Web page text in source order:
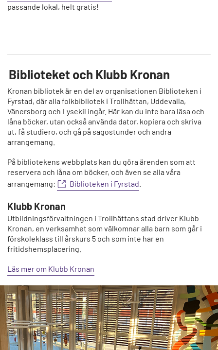
passande lokal, helt gratis!
Biblioteket och Klubb Kronan
Kronan bibliotek är en del av organisationen Biblioteken i
Fyrstad, där alla folkbibliotek i Trollhättan, Uddevalla,
Vänersborg och Lysekil ingår. Här kan du inte bara läsa och
låna böcker, utan också använda dator, kopiera och skriva
ut, få studiero, och gå på sagostunder och andra
arrangemang.
På bibliotekens webbplats kan du göra ärenden som att
reservera och låna om böcker, och även se alla våra
arrangemang:
Biblioteken i Fyrstad
Klubb Kronan
Utbildningsförvaltningen i Trollhättans stad driver Klubb
Kronan, en verksamhet som välkomnar alla barn som går i
förskoleklass till årskurs 5 och som inte har en
fritidshemsplacering.
Läs mer om Klubb Kronan